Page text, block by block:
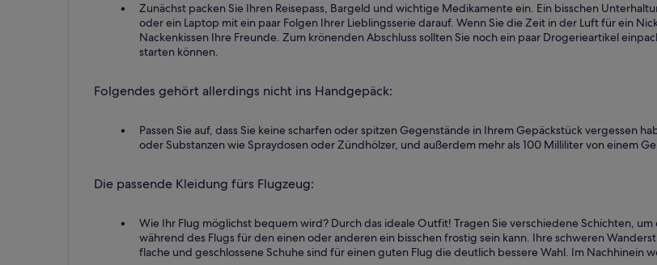
Zunächst packen Sie Ihren Reisepass, Bargeld und wichtige Medikamente ein. Ein bisschen
oder ein Laptop mit ein paar Folgen Ihrer Lieblingsserie darauf. Wenn Sie die Zeit in der Luft für ein
Nackenkissen Ihre Freunde. Zum krönenden Abschluss sollten Sie noch ein paar Drogerieartikel
starten können.
Folgendes gehört allerdings nicht ins Handgepäck:
Passen Sie auf, dass Sie keine scharfen oder spitzen Gegenstände in Ihrem Gepäckstück vergessen
oder Substanzen wie Spraydosen oder Zündhölzer, und außerdem mehr als 100 Milliliter von einem
Die passende Kleidung fürs Flugzeug:
Wie Ihr Flug möglichst bequem wird? Durch das ideale Outfit! Tragen Sie verschiedene Schichten,
während des Flugs für den einen oder anderen ein bisschen frostig sein kann. Ihre schweren
flache und geschlossene Schuhe sind für einen guten Flug die deutlich bessere Wahl. Im Nachhinein